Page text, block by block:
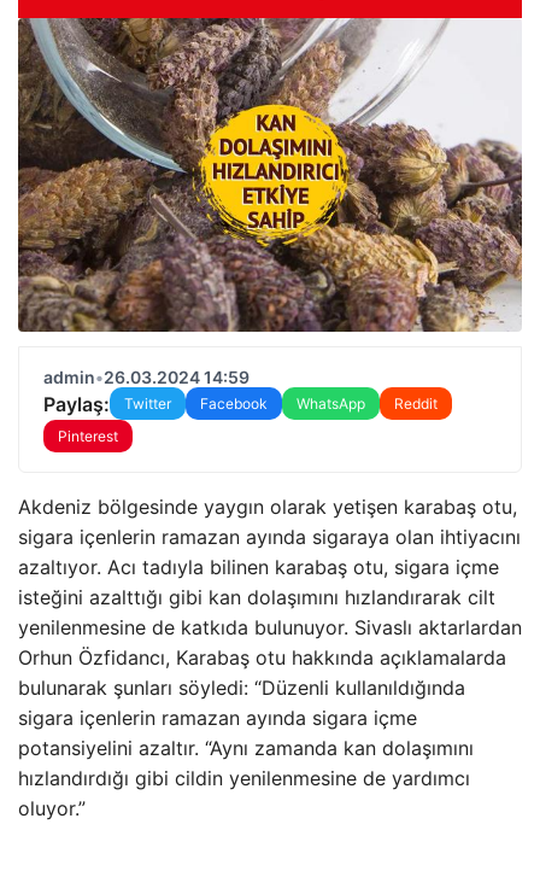
admin•26.03.2024 14:59
Paylaş: Twitter Facebook WhatsApp
Reddit
Pinterest
Akdeniz bölgesinde yaygın olarak yetişen karabaş otu,
sigara içenlerin ramazan ayında sigaraya olan ihtiyacını
azaltıyor. Acı tadıyla bilinen karabaş otu, sigara içme
isteğini azalttığı gibi kan dolaşımını hızlandırarak cilt
yenilenmesine de katkıda bulunuyor. Sivaslı aktarlardan
Orhun Özfidancı, Karabaş otu hakkında açıklamalarda
bulunarak şunları söyledi: “Düzenli kullanıldığında
sigara içenlerin ramazan ayında sigara içme
potansiyelini azaltır. “Aynı zamanda kan dolaşımını
hızlandırdığı gibi cildin yenilenmesine de yardımcı
oluyor.”